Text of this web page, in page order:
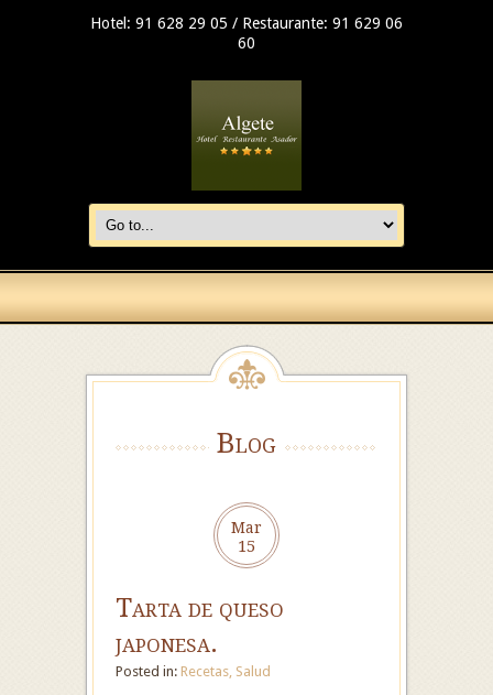
Hotel: 91 628 29 05 / Restaurante: 91 629 06
60
Blog
Mar
15
Tarta de queso
japonesa.
Posted in: Recetas, Salud